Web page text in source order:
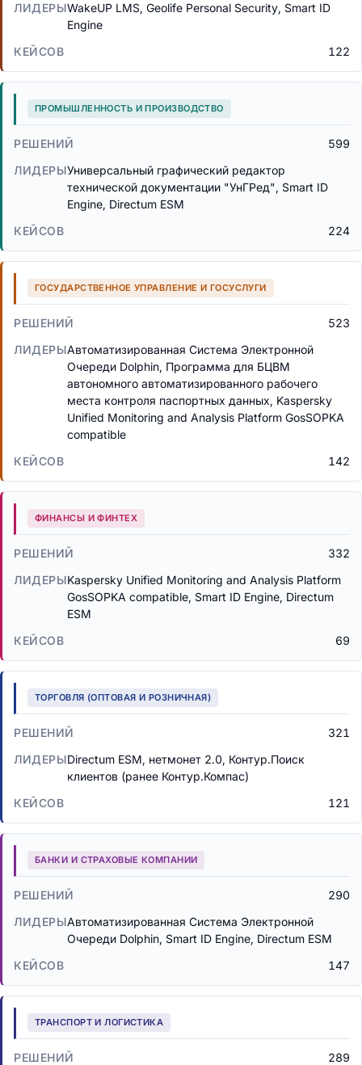
WakeUP LMS, Geolife Personal Security, Smart ID
Engine
122
ПРОМЫШЛЕННОСТЬ И ПРОИЗВОДСТВО
599
Универсальный графический редактор
технической документации "УнГРед", Smart ID
Engine, Directum ESM
224
ГОСУДАРСТВЕННОЕ УПРАВЛЕНИЕ И ГОСУСЛУГИ
523
Автоматизированная Система Электронной
Очереди Dolphin, Программа для БЦВМ
автономного автоматизированного рабочего
места контроля паспортных данных, Kaspersky
Unified Monitoring and Analysis Platform GosSOPKA
compatible
142
ФИНАНСЫ И ФИНТЕХ
332
Kaspersky Unified Monitoring and Analysis Platform
GosSOPKA compatible, Smart ID Engine, Directum
ESM
69
ТОРГОВЛЯ (ОПТОВАЯ И РОЗНИЧНАЯ)
321
Directum ESM, нетмонет 2.0, Контур.Поиск
клиентов (ранее Контур.Компас)
121
БАНКИ И СТРАХОВЫЕ КОМПАНИИ
290
Автоматизированная Система Электронной
Очереди Dolphin, Smart ID Engine, Directum ESM
147
ТРАНСПОРТ И ЛОГИСТИКА
289